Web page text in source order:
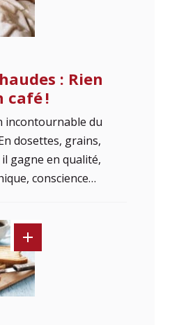
: Rien
café !
incontournable du
dosettes, grains,
gagne en qualité,
conscience…